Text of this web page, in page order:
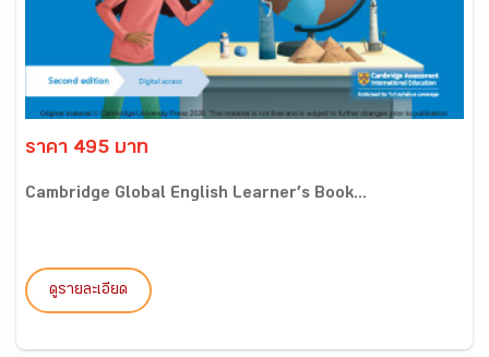
ราคา 495 บาท
Cambridge Global English Learner’s Book...
ดูรายละเอียด